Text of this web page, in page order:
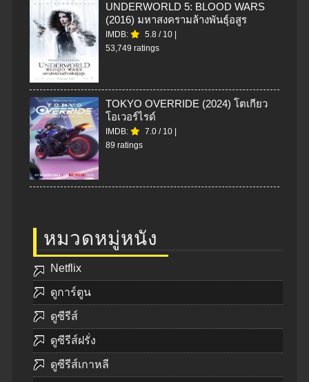
UNDERWORLD 5: BLOOD WARS
(2016) มหาสงครามล้างพันธุ์อสูร
IMDB: 5.8 / 10
53,749 ratings
TOKYO OVERRIDE (2024) โตเกียว
โอเวอร์ไรด์
IMDB: 7.0 / 10
89 ratings
หมวดหมู่หนัง
Netflix
ดูการ์ตูน
ดูซีรีส์
ดูซีรีส์ฝรั่ง
ดูซีรีส์เกาหลี